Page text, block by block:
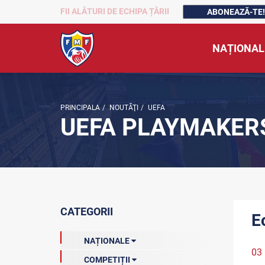
FII ALĂTURI DE ECHIPA ȚĂRII ABONEAZĂ-TE!
PRINCIPALA / NOUTĂŢI / UEFA
UEFA
CATEGORII
NAȚIONALE
COMPETIȚII
03